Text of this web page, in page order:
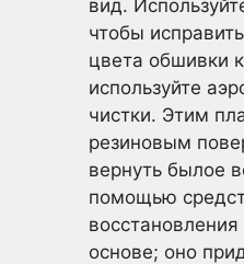
вид.
чтобы
цвета обшивки
используйте
чистки. Этим
резиновым
вернуть былое
помощью
основе; оно